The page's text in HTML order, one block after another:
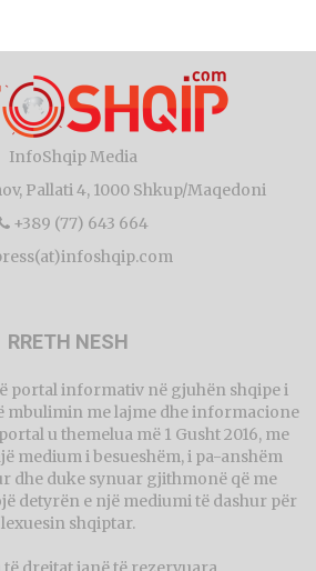
InfoShqip Media
Pallati 4, 1000 Shkup/Maqedoni
+389 (77) 643 664
RRETH NESH
portal informativ në gjuhën shqipe i
mbulimin me lajme dhe informacione
u themelua më 1 Gusht 2016, me
medium i besueshëm, i pa-anshëm
dhe duke synuar gjithmonë që me
detyrën e një mediumi të dashur për
lexuesin shqiptar.